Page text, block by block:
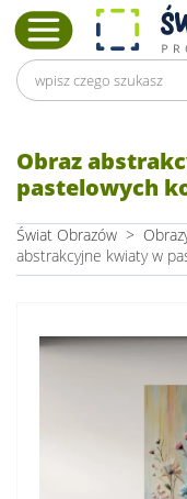
Obraz
pastelowych
Świat Obrazów >
abstrakcyjne kwiaty w